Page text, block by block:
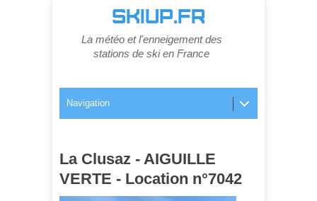
SKIUP.FR
La météo et l'enneigement des
stations de ski en France
Navigation
La Clusaz - AIGUILLE
VERTE - Location n°7042